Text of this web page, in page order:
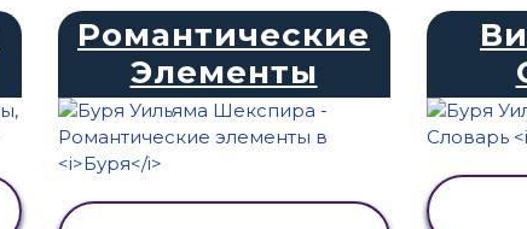
Романтические
Элементы